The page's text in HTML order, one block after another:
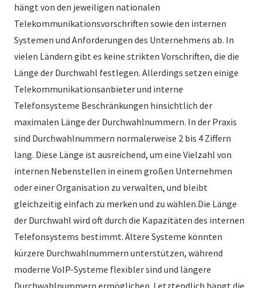
hängt von den jeweiligen nationalen
Telekommunikationsvorschriften sowie den internen
Systemen und Anforderungen des Unternehmens ab. In
vielen Ländern gibt es keine strikten Vorschriften, die die
Länge der Durchwahl festlegen. Allerdings setzen einige
Telekommunikationsanbieter und interne
Telefonsysteme Beschränkungen hinsichtlich der
maximalen Länge der Durchwahlnummern. In der Praxis
sind Durchwahlnummern normalerweise 2 bis 4 Ziffern
lang. Diese Länge ist ausreichend, um eine Vielzahl von
internen Nebenstellen in einem großen Unternehmen
oder einer Organisation zu verwalten, und bleibt
gleichzeitig einfach zu merken und zu wählen.Die Länge
der Durchwahl wird oft durch die Kapazitäten des internen
Telefonsystems bestimmt. Ältere Systeme könnten
kürzere Durchwahlnummern unterstützen, während
moderne VoIP-Systeme flexibler sind und längere
Durchwahlnummern ermöglichen. Letztendlich hängt die